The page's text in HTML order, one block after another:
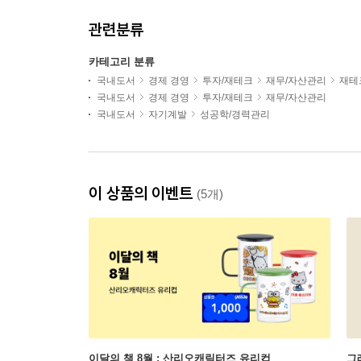
관련분류
카테고리 분류
국내도서 경제 경영 투자/재테크 재무/자산관리
재테
국내도서
경제 경영 투자/재테크
재무/자산관리
국내도서
자기계발 성공학/경력관리
이 상품의 이벤트 (5개)
이달의 책 8월 : 산리오캐릭터즈 유리컵 그